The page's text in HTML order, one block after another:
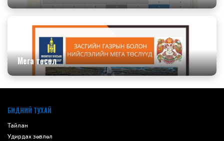
Мега төсөл
БИДНИЙ ТУХАЙ
Тайлан
Удирдах зөвлөл